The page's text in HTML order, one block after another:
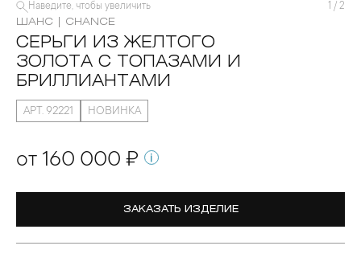
Наведите, чтобы увеличить 1 / 2
ШАНС | CHANCE
СЕРЬГИ ИЗ ЖЕЛТОГО
ЗОЛОТА С ТОПАЗАМИ И
БРИЛЛИАНТАМИ
АРТ. 92221 НОВИНКА
от 160 000 ₽
ЗАКАЗАТЬ ИЗДЕЛИЕ